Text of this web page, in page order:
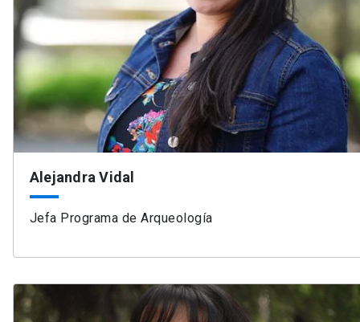
Alejandra Vidal
Jefa Programa de Arqueología